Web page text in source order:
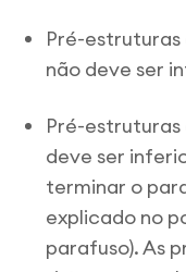
Pré-estruturas
não deve ser
Pré-estruturas
deve ser
terminar o
explicado no
parafuso). As